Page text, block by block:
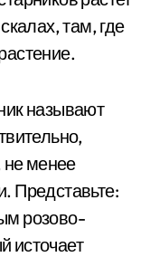
там, где
называют
не менее
Представьте:
розово-
источает